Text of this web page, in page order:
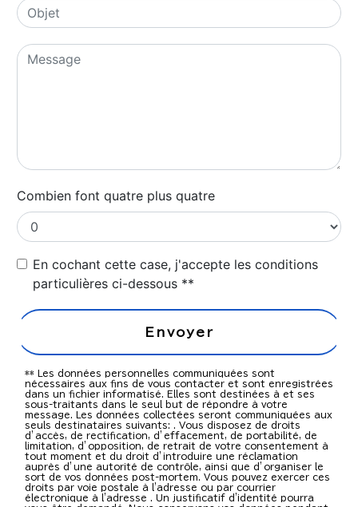
Combien font quatre plus quatre
En cochant cette case, j'accepte les conditions
particulières ci-dessous **
Envoyer
** Les données personnelles communiquées sont
nécessaires aux fins de vous contacter et sont enregistrées
dans un fichier informatisé. Elles sont destinées à et ses
sous-traitants dans le seul but de répondre à votre
message. Les données collectées seront communiquées aux
seuls destinataires suivants: . Vous disposez de droits
d’accès, de rectification, d’effacement, de portabilité, de
limitation, d’opposition, de retrait de votre consentement à
tout moment et du droit d’introduire une réclamation
auprès d’une autorité de contrôle, ainsi que d’organiser le
sort de vos données post-mortem. Vous pouvez exercer ces
droits par voie postale à l'adresse ou par courrier
électronique à l'adresse . Un justificatif d'identité pourra